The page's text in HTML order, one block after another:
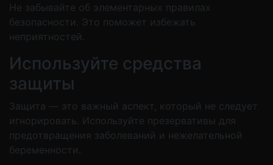
Не забывайте об элементарных правилах
безопасности. Это поможет избежать
неприятностей.
Используйте средства
защиты
Защита — это важный аспект, который не следует
игнорировать. Используйте презервативы для
предотвращения заболеваний и нежелательной
беременности.